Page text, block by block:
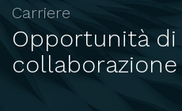
Carriere
Opportunità di
collaborazione